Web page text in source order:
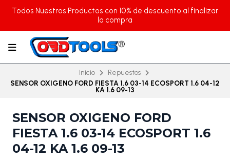
Todos Nuestros Productos con 10% de descuento al finalizar
la compra
Inicio
Repuestos
SENSOR OXIGENO FORD FIESTA 1.6 03-14 ECOSPORT 1.6 04-12
KA 1.6 09-13
SENSOR OXIGENO FORD
FIESTA 1.6 03-14 ECOSPORT 1.6
04-12 KA 1.6 09-13